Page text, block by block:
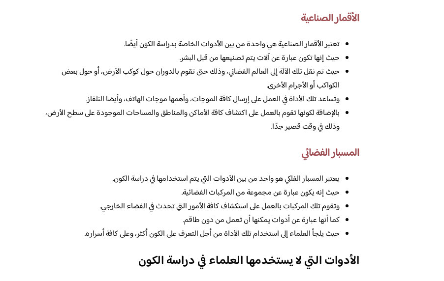
الأقمار الصناعية
تعتبر الأقمار الصناعية هي واحدة من بين الأدوات الخاصة بدراسة الكون أيضًا.
حيث إنها تكون عبارة عن آلات يتم تصنيعها من قبل البشر.
حيث تم نقل تلك الآلة إلى العالم الفضائي، وذلك حتى تقوم بالدوران حول كوكب الأرض، أو حول بعض
الكواكب أو الأجرام الأخرى.
وتساعد تلك الأداة في العمل على إرسال كافة الموجات، وأهمها موجات الهاتف، وأيضا التلفاز.
بالإضافة لكونها تقوم بالعمل على اكتشاف كافة الأماكن والمناطق والمساحات الموجودة على سطح الأرض،
وذلك في وقت قصير جدًا.
المسبار الفضائي
يعتبر المسبار الفلكي هو واحد من بين الأدوات التي يتم استخدامها في دراسة الكون.
حيث إنه يكون عبارة عن مجموعة من المركبات الفضائية.
وتقوم تلك المركبات بالعمل على استكشاف كافة الأمور التي تحدث في الفضاء الخارجي.
كما أنها عبارة عن أدوات يمكنها أن تعمل من دون طاقم.
حيث يلجأ العلماء إلى استخدام تلك الأداة من أجل التعرف على الكون أكثر، وعلى كافة أسراره.
الأدوات التي لا يستخدمها العلماء في دراسة الكون